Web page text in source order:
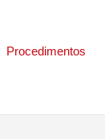
Procedimentos